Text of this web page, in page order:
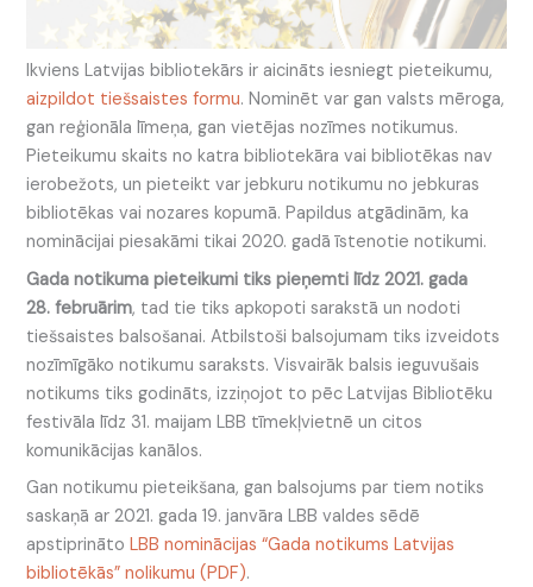
Ikviens Latvijas bibliotekārs ir aicināts iesniegt pieteikumu,
aizpildot tiešsaistes formu. Nominēt var gan valsts mēroga,
gan reģionāla līmeņa, gan vietējas nozīmes notikumus.
Pieteikumu skaits no katra bibliotekāra vai bibliotēkas nav
ierobežots, un pieteikt var jebkuru notikumu no jebkuras
bibliotēkas vai nozares kopumā. Papildus atgādinām, ka
nominācijai piesakāmi tikai 2020. gadā īstenotie notikumi.
Gada notikuma pieteikumi tiks pieņemti līdz 2021. gada
28. februārim, tad tie tiks apkopoti sarakstā un nodoti
tiešsaistes balsošanai. Atbilstoši balsojumam tiks izveidots
nozīmīgāko notikumu saraksts. Visvairāk balsis ieguvušais
notikums tiks godināts, izziņojot to pēc Latvijas Bibliotēku
festivāla līdz 31. maijam LBB tīmekļvietnē un citos
komunikācijas kanālos.
Gan notikumu pieteikšana, gan balsojums par tiem notiks
saskaņā ar 2021. gada 19. janvāra LBB valdes sēdē
apstiprinātoLBB nominācijas “Gada notikums Latvijas
bibliotēkās” nolikumu (PDF).